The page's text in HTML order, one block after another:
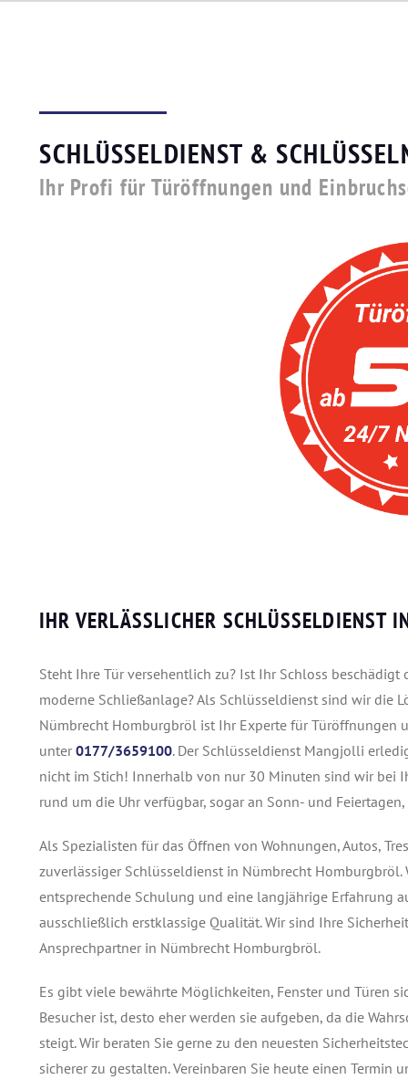
SCHLÜSSELDIENST &
Ihr Profi für Türöffnungen und
IHR VERLÄSSLICHER SCHLÜSSELDIENST
Steht Ihre Tür versehentlich zu? Ist Ihr Schloss
moderne Schließanlage? Als Schlüsseldienst sind wir die
Nümbrecht Homburgbröl ist Ihr Experte für Türöffnungen
unter 0177/3659100. Der Schlüsseldienst Mangjolli
nicht im Stich! Innerhalb von nur 30 Minuten sind wir bei
rund um die Uhr verfügbar, sogar an Sonn- und Feiertagen,
Als Spezialisten für das Öffnen von Wohnungen, Autos,
zuverlässiger Schlüsseldienst in Nümbrecht
entsprechende Schulung und eine langjährige Erfahrung
ausschließlich erstklassige Qualität. Wir sind Ihre
Ansprechpartner in Nümbrecht Homburgbröl.
Es gibt viele bewährte Möglichkeiten, Fenster und Türen
Besucher ist, desto eher werden sie aufgeben, da die
steigt. Wir beraten Sie gerne zu den neuesten
sicherer zu gestalten. Vereinbaren Sie heute einen